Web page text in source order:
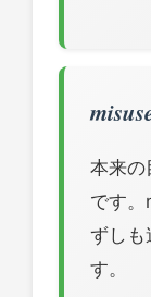
本来の
です
ずしも
す。